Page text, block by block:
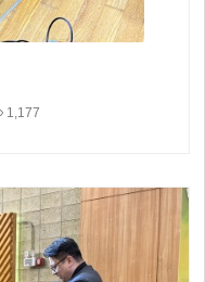
1,177